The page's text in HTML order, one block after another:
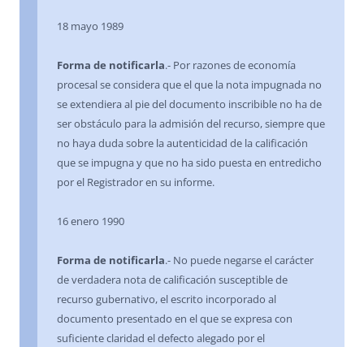
18 mayo 1989
Forma de notificarla.- Por razones de economía
procesal se considera que el que la nota impugnada no
se extendiera al pie del documento inscribible no ha de
ser obstáculo para la admisión del recurso, siempre que
no haya duda sobre la autenticidad de la calificación
que se impugna y que no ha sido puesta en entredicho
por el Registrador en su informe.
16 enero 1990
Forma de notificarla.- No puede negarse el carácter
de verdadera nota de calificación susceptible de
recurso gubernativo, el escrito incorporado al
documento presentado en el que se expresa con
suficiente claridad el defecto alegado por el